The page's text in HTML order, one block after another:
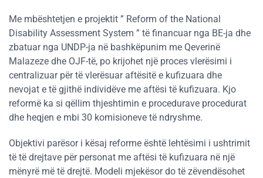
Me mbështetjen e projektit ” Reform of the National
Disability Assessment System ” të financuar nga BE-ja dhe
zbatuar nga UNDP-ja në bashkëpunim me Qeverinë
Malazeze dhe OJF-të, po krijohet një proces vlerësimi i
centralizuar për të vlerësuar aftësitë e kufizuara dhe
nevojat e të gjithë individëve me aftësi të kufizuara. Kjo
reformë ka si qëllim thjeshtimin e procedurave procedurat
dhe heqjen e mbi 30 komisioneve të ndryshme.
Objektivi parësor i kësaj reforme është lehtësimi i ushtrimit
të të drejtave për personat me aftësi të kufizuara në një
mënyrë më të drejtë. Modeli mjekësor do të zëvendësohet